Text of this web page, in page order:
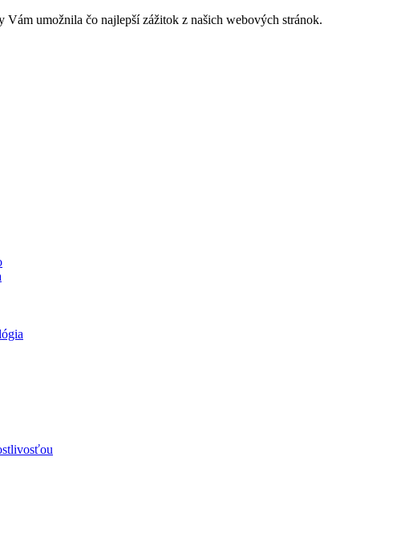
Vám umožnila čo najlepší zážitok z našich webových stránok.